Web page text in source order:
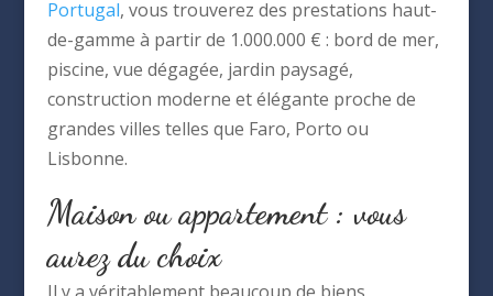
Portugal, vous trouverez des prestations haut-
de-gamme à partir de 1.000.000 € : bord de mer,
piscine, vue dégagée, jardin paysagé,
construction moderne et élégante proche de
grandes villes telles que Faro, Porto ou
Lisbonne.
Maison ou appartement : vous
aurez du choix